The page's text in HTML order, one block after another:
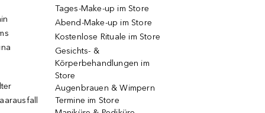
Tages-Make-up im Store
Abend-Make-up im Store
Kostenlose Rituale im Store
Gesichts- &
Körperbehandlungen im
Store
Augenbrauen & Wimpern
Termine im Store